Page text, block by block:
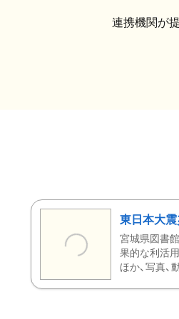
連携機関が
東日本大
宮城県図書
果的な利活
ほか、写真、